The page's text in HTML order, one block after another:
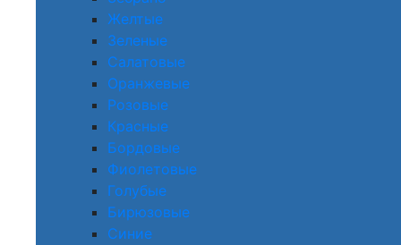
Желтые
Зеленые
Салатовые
Оранжевые
Розовые
Красные
Бордовые
Фиолетовые
Голубые
Бирюзовые
Синие